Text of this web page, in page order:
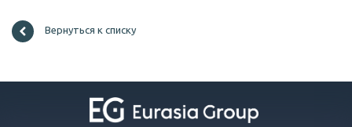
Вернуться к списку